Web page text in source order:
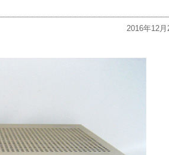
2016年12月